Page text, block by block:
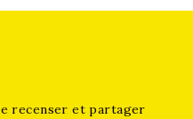
recenser et partager